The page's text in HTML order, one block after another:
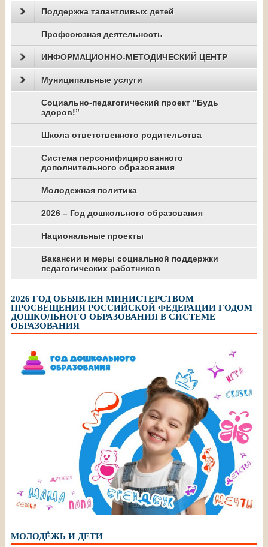
Поддержка талантливых детей
Профсоюзная деятельность
ИНФОРМАЦИОННО-МЕТОДИЧЕСКИЙ ЦЕНТР
Муниципальные услуги
Социально-педагогический проект “Будь
здоров!”
Школа ответственного родительства
Система персонифицированного
дополнительного образования
Молодежная политика
2026 – Год дошкольного образования
Национальные проекты
Вакансии и меры социальной поддержки
педагогических работников
2026 ГОД ОБЪЯВЛЕН МИНИСТЕРСТВОМ
ПРОСВЕЩЕНИЯ РОССИЙСКОЙ ФЕДЕРАЦИИ ГОДОМ
ДОШКОЛЬНОГО ОБРАЗОВАНИЯ В СИСТЕМЕ
ОБРАЗОВАНИЯ
МОЛОДЁЖЬ И ДЕТИ